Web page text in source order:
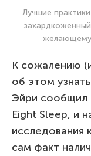
Лучшие
желающему
К сожалению
об этом
Эйри сообщил
Eight Sleep, и
исследования
сам факт